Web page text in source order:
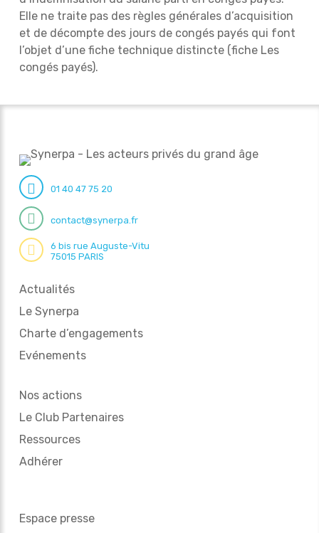
Elle ne traite pas des règles générales d’acquisition
et de décompte des jours de congés payés qui font
l’objet d’une fiche technique distincte (fiche Les
congés payés).
01 40 47 75 20
contact@synerpa.fr
6 bis rue Auguste-Vitu
75015 PARIS
Actualités
Le Synerpa
Charte d’engagements
Evénements
Nos actions
Le Club Partenaires
Ressources
Adhérer
Espace presse